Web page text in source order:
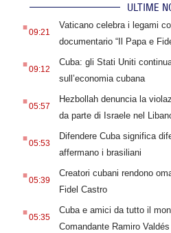
ULTIME
.09:21
Vaticano celebra i legami
documentario “Il Papa e
.09:12
Cuba: gli Stati Uniti
sull’economia cubana
.05:57
Hezbollah denuncia la
da parte di Israele nel
.05:53
Difendere Cuba significa
affermano i brasiliani
.05:39
Creatori cubani rendono
Fidel Castro
.05:35
Cuba e amici da tutto il
Comandante Ramiro Valdés